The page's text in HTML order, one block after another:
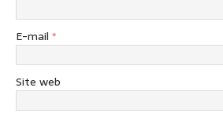
E-mail *
Site web